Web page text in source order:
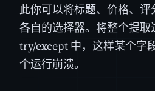
此你可以将标题、价格、
各自的选择器。将整个提取
try/except 中，这样某个字
个运行崩溃。